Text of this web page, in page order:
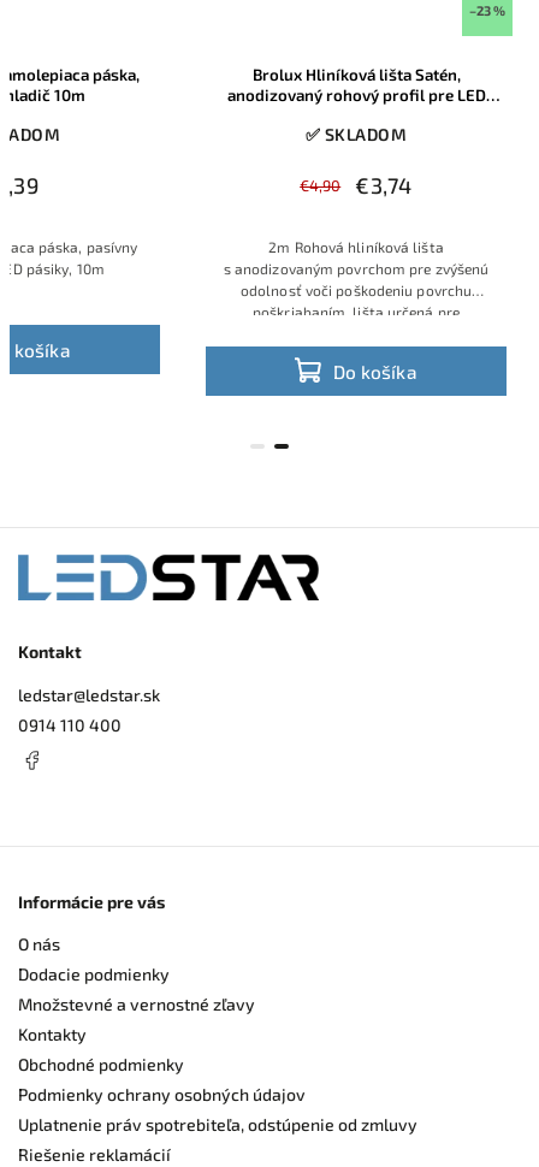
Hliníková samolepiaca páska,
pasívny chladič 10m
✅ SKLADOM
samolepiaca páska, pasívny
chladič pod LED pásiky, 10m
Brolux Hliníková lišta
anodizovaný rohový profil
✅ SKLADOM
€4,90
2m Rohová hliníková
s anodizovaným povrchom pre
odolnosť voči poškodeniu
poškriabaním, lišta určená
Kontakt
ledstar@ledstar.sk
0914 110 400
Informácie pre vás
O nás
Dodacie podmienky
Množstevné a vernostné zľavy
Kontakty
Obchodné podmienky
Podmienky ochrany osobných údajov
Uplatnenie práv spotrebiteľa, odstúpenie od zmluvy
Riešenie reklamácií